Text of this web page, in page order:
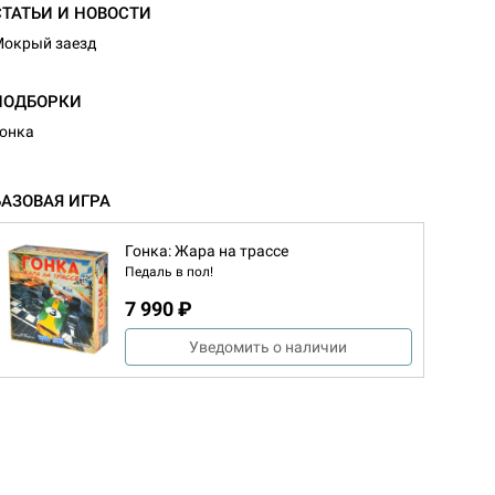
И НОВОСТИ
заезд
ИГРА
Гонка: Жара на трассе
Педаль в пол!
7 990 ₽
Уведомить о наличии